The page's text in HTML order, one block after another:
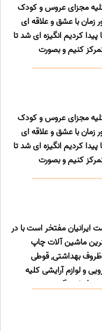
برتر در سال 1388 با دو آتلیه مجزای عروس و کودک
زمان با عشق و علاقه ای
کردیم انگیزه ای شد تا
کنیم و بصورت
برتر در سال 1388 با دو آتلیه مجزای عروس و کودک
زمان با عشق و علاقه ای
کردیم انگیزه ای شد تا
کنیم و بصورت
مفتخر است با در
ماشین آلات چاپ
بهداشتی, قوطی
و لوازم آرایشی کلیه
مصرف کنندگ ... ...